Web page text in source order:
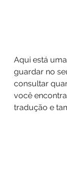
Aqui está
guardar no
consultar
você
tradução e